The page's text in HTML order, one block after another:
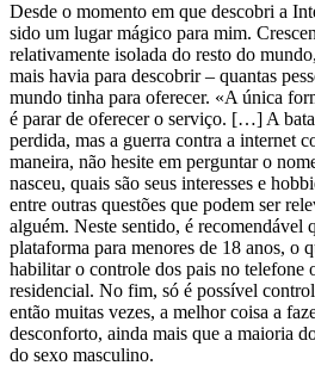
Desde o momento em que descobri a
sido um lugar mágico para mim.
relativamente isolada do resto do
mais havia para descobrir – quantas
mundo tinha para oferecer. «A única
é parar de oferecer o serviço. […] A
perdida, mas a guerra contra a internet
maneira, não hesite em perguntar o
nasceu, quais são seus interesses e
entre outras questões que podem ser
alguém. Neste sentido, é recomendável
plataforma para menores de 18 anos, o
habilitar o controle dos pais no telefone
residencial. No fim, só é possível
então muitas vezes, a melhor coisa a
desconforto, ainda mais que a maioria
do sexo masculino.